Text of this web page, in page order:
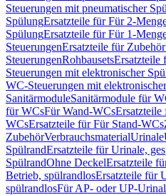
Steuerungen mit pneumatischer
SpülungErsatzteile für Für 2-
SpülungErsatzteile für Für 1-
SteuerungenErsatzteile für
SteuerungenRohbausetsErsatzteile
Steuerungen mit elektronischer
WC-Steuerungen mit
SanitärmoduleSanitärmodule für
für WCsFür Wand-WCs
WCsErsatzteile für Für Stand-WCs
ZubehörVerbrauchsmaterialUrinale
SpülrandErsatzteile für Urinale,
SpülrandOhne DeckelErsatzteile
Betrieb, spülrandlosErsatzteile für
spülrandlosFür AP- oder UP-